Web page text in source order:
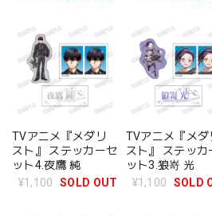
TVアニメ『メダリ
スト』 ステッカーセ
ット4.夜鷹 純
¥1,100
SOLD OUT
TVアニメ『メダ
スト』 ステッカ
ット3.狼嵜 光
¥1,100
SOLD